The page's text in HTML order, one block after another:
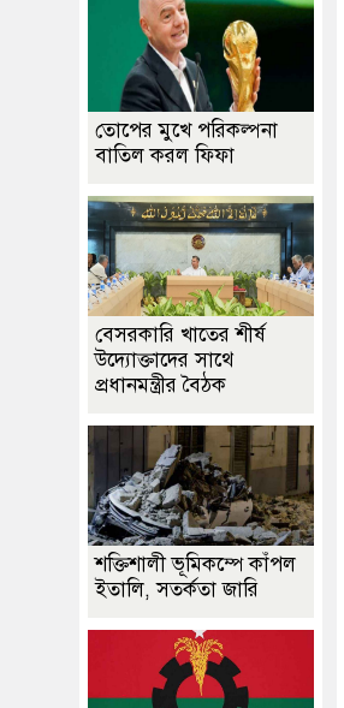
তোপের মুখে পরিকল্পনা
বাতিল করল ফিফা
বেসরকারি খাতের শীর্ষ
উদ্যোক্তাদের সাথে
প্রধানমন্ত্রীর বৈঠক
শক্তিশালী ভূমিকম্পে কাঁপল
ইতালি, সতর্কতা জারি